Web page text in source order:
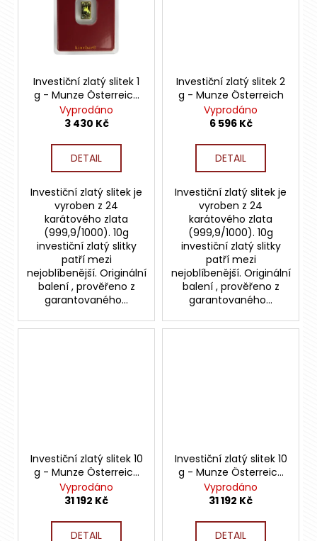
Investiční zlatý slitek 1
g - Munze Österreich
Kinebar
Vyprodáno
3 430 Kč
DETAIL
Investiční zlatý slitek je
vyroben z 24
karátového zlata
(999,9/1000). 10g
investiční zlatý slitky
patří mezi
nejoblíbenější. Originální
balení , prověřeno z
garantovaného...
Investiční zlatý slitek 2
g - Munze Österreich
Vyprodáno
6 596 Kč
DETAIL
Investiční zlatý slitek je
vyroben z 24
karátového zlata
(999,9/1000). 10g
investiční zlatý slitky
patří mezi
nejoblíbenější. Originální
balení , prověřeno z
garantovaného...
Investiční zlatý slitek 10
g - Munze Österreich
Kinebar
Vyprodáno
31 192 Kč
DETAIL
Investiční zlatý slitek 10
g - Munze Österreich
Kinebar
Vyprodáno
31 192 Kč
DETAIL